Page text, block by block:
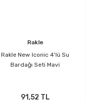
Rakle
Rakle New Iconic 4'lü Su
Bardağı Seti Mavi
91,52 TL